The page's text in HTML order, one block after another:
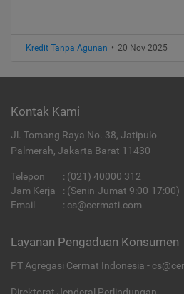
Kredit Tanpa Agunan • 20 Nov 2025
Kontak Kami
Jl. Tomang Raya No. 38, Jatipulo
Palmerah, Jakarta Barat 11430
Telepon : (021) 40000 312
Jam Kerja
: (Senin-Jumat 9:00-17:00)
Email
: cs@cermati.com
Layanan Pengaduan Konsumen
PT Agregasi Cermat Indonesia -